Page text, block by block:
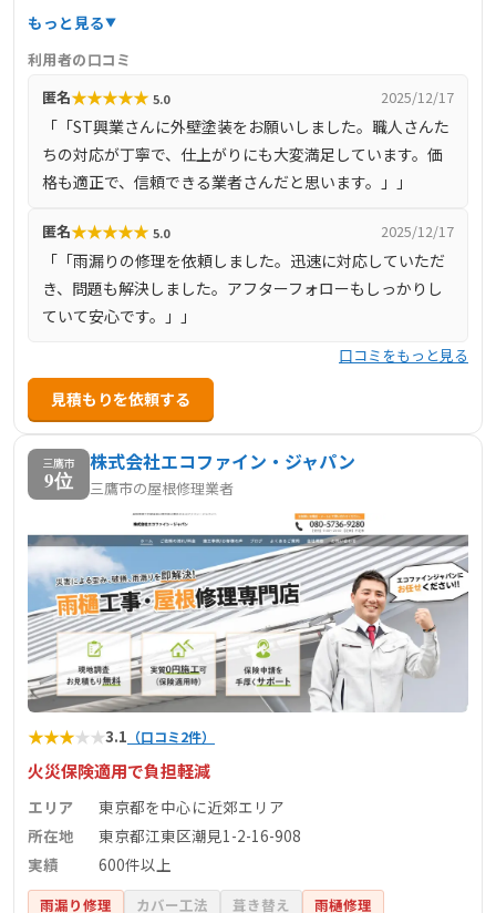
当し、下請け業者を介さないことで中間マージンを排除
的にこだわり、外壁や屋根の塗装を通じて、長期間安心し
て住める住環境を提供することを目指しています。お客様
とのコミュニケーションを重視し、工事の進捗状況を日々
報告することで、不安や疑問を解消し、信頼関係を築いて
います。府中市を中心に、東京都全域および近隣県にも対
もっと見る
利用者の口コミ
匿名★★★★★ 5.0 2025/12/17
「「ST興業さんに外壁塗装をお願いしました。職人さんた
ちの対応が丁寧で、仕上がりにも大変満足しています。価
格も適正で、信頼できる業者さんだと思います。」」
匿名★★★★★ 5.0 2025/12/17
「「雨漏りの修理を依頼しました。迅速に対応していただ
き、問題も解決しました。アフターフォローもしっかりし
ていて安心です。」」
口コミをもっと見る
見積もりを依頼する
三鷹市
9位
株式会社エコファイン・ジャパン
三鷹市の屋根修理業者
★★★★★3.1 （口コミ2件）
火災保険適用で負担軽減
エリア
東京都を中心に近郊エリア
所在地
東京都江東区潮見1-2-16-908
実績
600件以上
雨漏り修理 カバー工法 葺き替え 雨樋修理